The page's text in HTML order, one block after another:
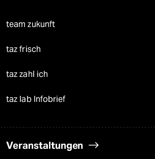
team zukunft
taz frisch
taz zahl ich
taz lab Infobrief
Veranstaltungen